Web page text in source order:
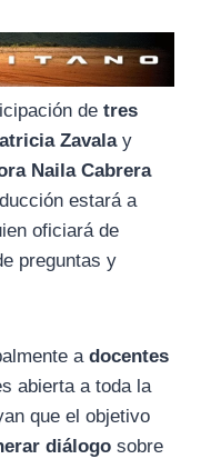
de tres
Zavalay
Naila Cabrera
estará a
oficiará de
preguntas y
a docentes
abierta a toda la
que el objetivo
diálogo sobre